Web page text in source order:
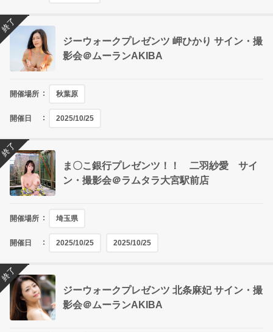
ジーウォークプレゼンツ 岬ひかり サイン・撮
影会＠ムーランAKIBA
開催場所 秋葉原
開催日 2025/10/25
終了
ま〇こ銀行プレゼンツ！！ 二羽紗愛 サイ
ン・撮影会＠ラムタラ大宮駅前店
開催場所 埼玉県
開催日 2025/10/25 2025/10/25
終了
ジーウォークプレゼンツ 北条麻妃 サイン・撮
影会＠ムーランAKIBA
終了